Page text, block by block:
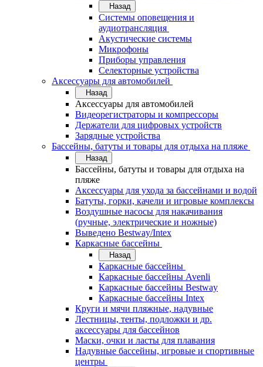
Назад
Системы оповещения и
аудиотрансляция
Акустические системы
Микрофоны
Приборы управления
Селекторные устройства
Аксессуары для автомобилей
Назад
Аксессуары для автомобилей
Видеорегистраторы и компрессоры
Держатели для цифровых устройств
Зарядные устройства
Бассейны, батуты и товары для отдыха на пляже
Назад
Бассейны, батуты и товары для отдыха на
пляже
Аксессуары для ухода за бассейнами и водой
Батуты, горки, качели и игровые комплексы
Воздушные насосы для накачивания
(ручные, электрические и ножные)
Выведено Bestway/Intex
Каркасные бассейны
Назад
Каркасные бассейны
Каркасные бассейны Avenli
Каркасные бассейны Bestway
Каркасные бассейны Intex
Круги и мячи пляжные, надувные
Лестницы, тенты, подложки и др.
аксессуары для бассейнов
Маски, очки и ласты для плавания
Надувные бассейны, игровые и спортивные
центры